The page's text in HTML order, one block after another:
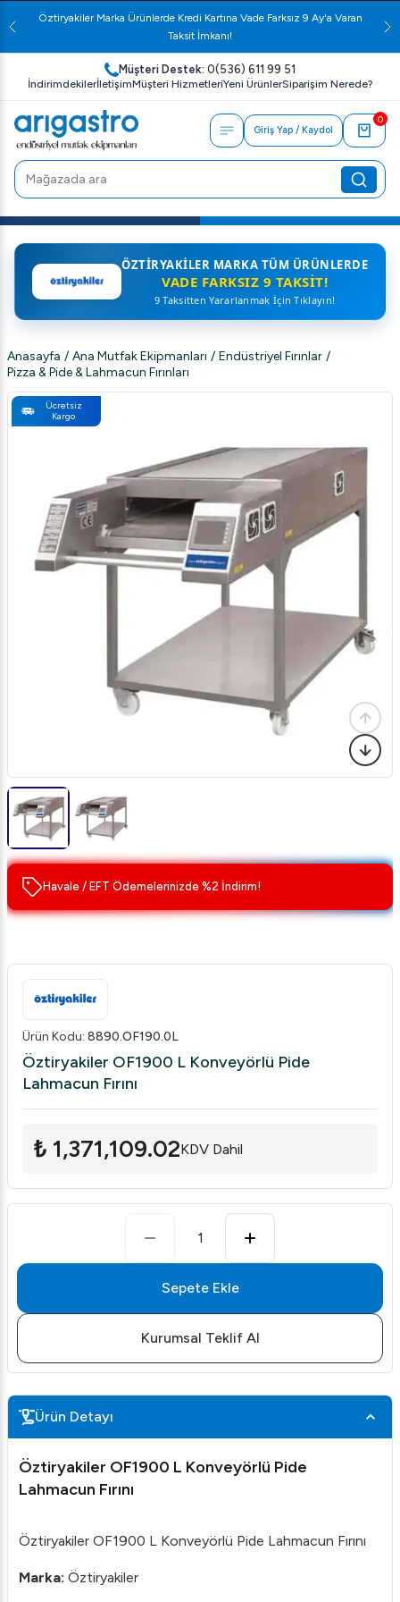
Öztiryakiler Marka Ürünlerde Kredi Kartına Vade Farksız 9 Ay'a Varan
Taksit İmkanı!
Müşteri Destek: 0(536) 611 99 51
İndirimdekilerİletişimMüşteri HizmetleriYeni ÜrünlerSiparişim Nerede?
Giriş Yap / Kaydol
0
ÖZTIRYAKILER MARKA TÜM ÜRÜNLERDE
VADE FARKSIZ 9 TAKSIT!
9 Taksitten Yararlanmak İçin Tıklayın!
Anasayfa / Ana Mutfak Ekipmanları / Endüstriyel Fırınlar /
Pizza & Pide & Lahmacun Fırınları
Ücretsiz
Kargo
Havale / EFT Ödemelerinizde %2 İndirim!
Ürün Kodu: 8890.OF190.0L
Öztiryakiler OF1900 L Konveyörlü Pide
Lahmacun Fırını
₺ 1,371,109.02KDV Dahil
1
Sepete Ekle
Kurumsal Teklif Al
Ürün Detayı
Öztiryakiler OF1900 L Konveyörlü Pide
Lahmacun Fırını
Öztiryakiler OF1900 L Konveyörlü Pide Lahmacun Fırını
Marka: Öztiryakiler